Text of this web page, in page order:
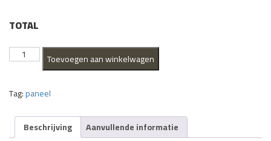
TOTAL
Dilli
aantal Toevoegen aan winkelwagen
Tag:paneel
Beschrijving Aanvullende informatie